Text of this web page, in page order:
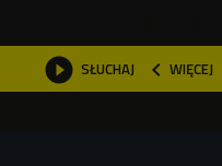
 SŁUCHAJ  WIĘCEJ
